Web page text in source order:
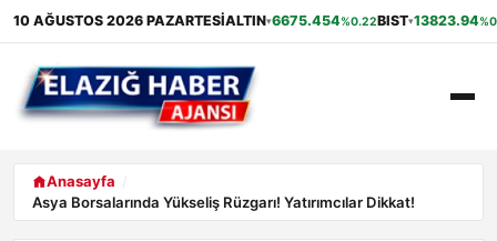
10 AĞUSTOS 2026 PAZARTESIALTIN▾6675.454%0.22BIST▾13823.94
ANASAYFA
GÜNDEM
Anasayfa
Asya Borsalarında Yükseliş Rüzgarı! Yatırımcılar Dikkat!